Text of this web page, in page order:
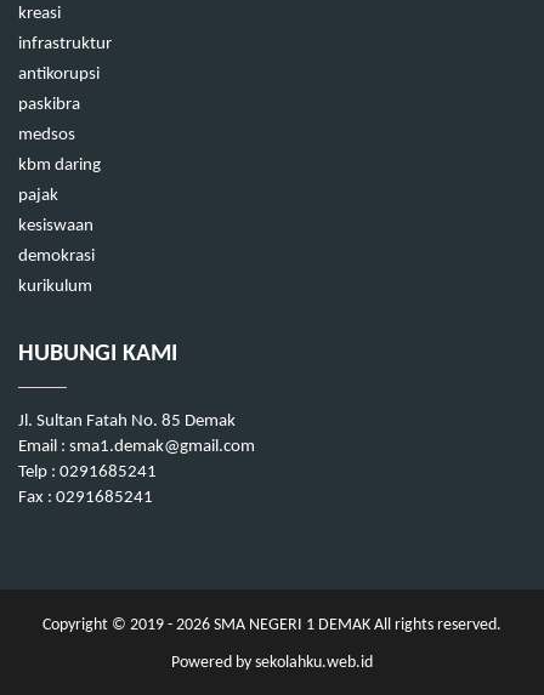
kreasi
infrastruktur
antikorupsi
paskibra
medsos
kbm daring
pajak
kesiswaan
demokrasi
kurikulum
HUBUNGI KAMI
Jl. Sultan Fatah No. 85 Demak
Email : sma1.demak@gmail.com
Telp : 0291685241
Fax : 0291685241
Copyright © 2019 - 2026 SMA NEGERI 1 DEMAK All rights reserved.
Powered by sekolahku.web.id